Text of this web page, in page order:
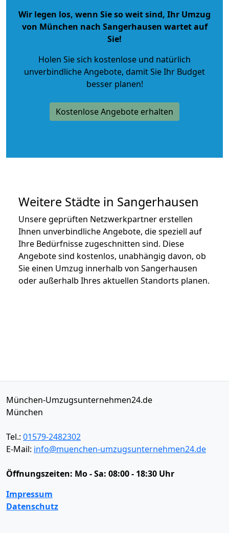
Wir legen los, wenn Sie so weit sind, Ihr Umzug
von München nach Sangerhausen wartet auf
Sie!
Holen Sie sich kostenlose und natürlich
unverbindliche Angebote, damit Sie Ihr Budget
besser planen!
Kostenlose Angebote erhalten
Weitere Städte in Sangerhausen
Unsere geprüften Netzwerkpartner erstellen
Ihnen unverbindliche Angebote, die speziell auf
Ihre Bedürfnisse zugeschnitten sind. Diese
Angebote sind kostenlos, unabhängig davon, ob
Sie einen Umzug innerhalb von Sangerhausen
oder außerhalb Ihres aktuellen Standorts planen.
München-Umzugsunternehmen24.de
München
Tel.: 01579-2482302
E-Mail: info@muenchen-umzugsunternehmen24.de
Öffnungszeiten: Mo - Sa: 08:00 - 18:30 Uhr
Impressum
Datenschutz